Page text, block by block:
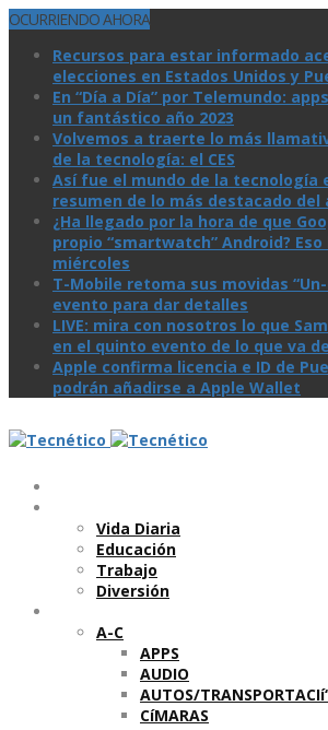
OCURRIENDO AHORA
Recursos para estar informado
elecciones en Estados Unidos y
En “Día a Día” por Telemundo:
un fantástico año 2023
Volvemos a traerte lo más
de la tecnologí­a: el CES
Así­ fue el mundo de la tecnologí­a
resumen de lo más destacado del
¿Ha llegado por la hora de que
propio “smartwatch” Android?
miércoles
T-Mobile retoma sus movidas
evento para dar detalles
LIVE: mira con nosotros lo que
en el quinto evento de lo que va
Apple confirma licencia e ID de
podrán añadirse a Apple Wallet
Vida Diaria
Educación
Trabajo
Diversión
A-C
APPS
AUDIO
AUTOS/
CíMARAS